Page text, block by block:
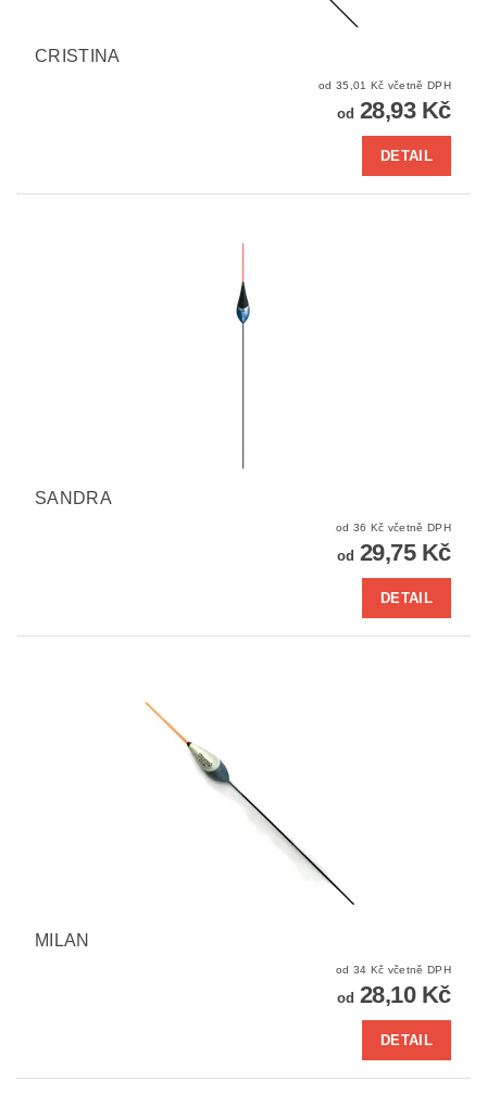
CRISTINA
od 35,01 Kč včetně DPH
od 28,93 Kč
DETAIL
SANDRA
od 36 Kč včetně DPH
od 29,75 Kč
DETAIL
MILAN
od 34 Kč včetně DPH
od 28,10 Kč
DETAIL